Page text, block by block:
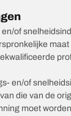
of
maat
en/of
die van de
moet